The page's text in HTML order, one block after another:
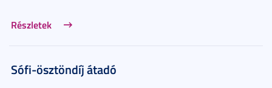
Részletek
Sófi-ösztöndíj átadó